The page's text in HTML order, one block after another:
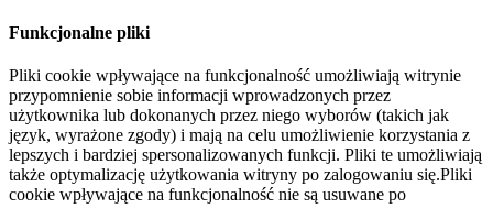
Funkcjonalne pliki
Pliki cookie wpływające na funkcjonalność umożliwiają witrynie
przypomnienie sobie informacji wprowadzonych przez
użytkownika lub dokonanych przez niego wyborów (takich jak
język, wyrażone zgody) i mają na celu umożliwienie korzystania z
lepszych i bardziej spersonalizowanych funkcji. Pliki te umożliwiają
także optymalizację użytkowania witryny po zalogowaniu się.Pliki
cookie wpływające na funkcjonalność nie są usuwane po